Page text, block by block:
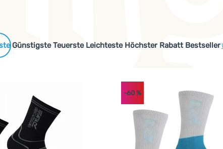
Günstigste Teuerste Leichteste Höchster Rabatt Bestseller
Produkte
-60%